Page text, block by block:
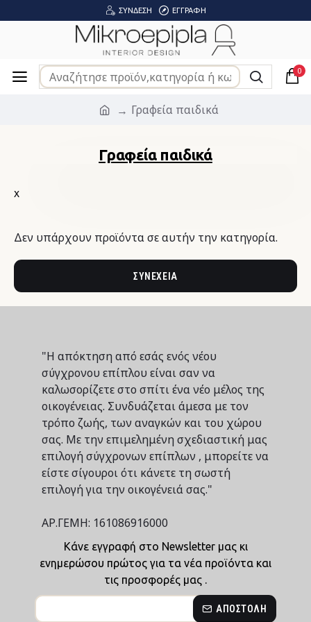
ΣΎΝΔΕΣΗ ΕΓΓΡΑΦΉ
0
Γραφεία παιδικά
Γραφεία παιδικά
χ
Δεν υπάρχουν προϊόντα σε αυτήν την κατηγορία.
ΣΥΝΈΧΕΙΑ
"Η απόκτηση από εσάς ενός νέου
σύγχρονου επίπλου είναι σαν να
καλωσορίζετε στο σπίτι ένα νέο μέλος της
οικογένειας. Συνδυάζεται άμεσα με τον
τρόπο ζωής, των αναγκών και του χώρου
σας. Με την επιμελημένη σχεδιαστική μας
επιλογή σύγχρονων επίπλων , μπορείτε να
είστε σίγουροι ότι κάνετε τη σωστή
επιλογή για την οικογένειά σας."
ΑΡ.ΓΕΜΗ: 161086916000
Κάνε εγγραφή στο Newsletter μας κι
ενημερώσου πρώτος για τα νέα προϊόντα και
τις προσφορές μας .
ΑΠΟΣΤΟΛΉ